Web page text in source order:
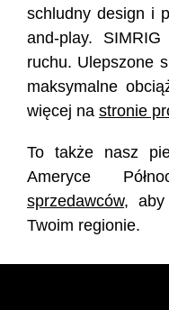
schludny design i
and-play.
ruchu. Ulepszone
maksymalne
więcej na stronie
To także nasz
Ameryce
sprzedawców, aby
Twoim regionie.